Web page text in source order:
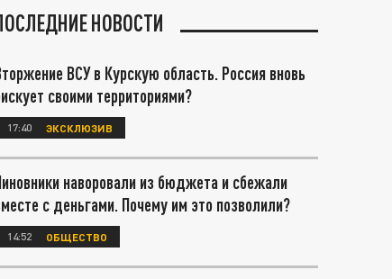
НОВОСТИ
ВСУ в Курскую область. Россия вновь
своими территориями?
17:40 ЭКСКЛЮЗИВ
наворовали из бюджета и сбежали
с деньгами. Почему им это позволили?
14:52 ОБЩЕСТВО